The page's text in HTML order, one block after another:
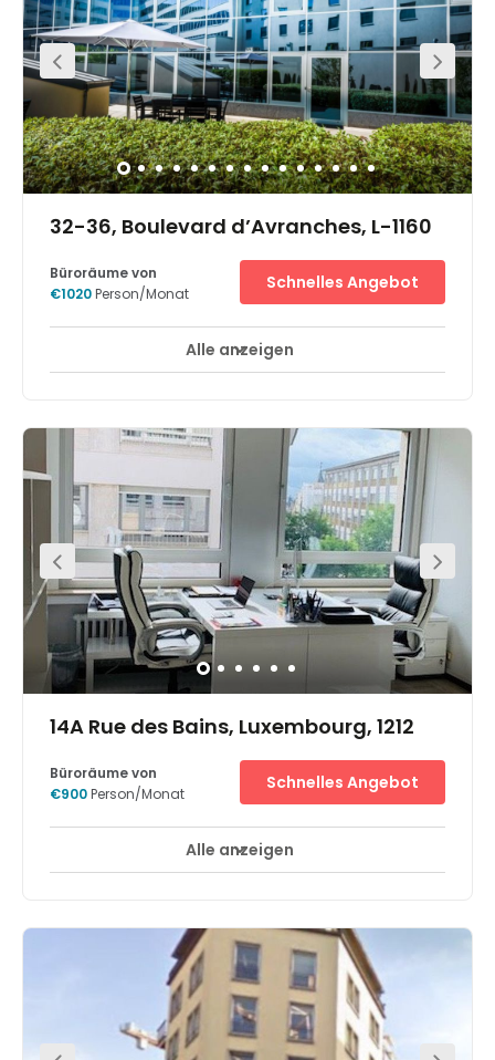
32-36, Boulevard d’Avranches, L-1160
24-Stunden-Zugang Break-Out Bereiche
Luxemburger TGV Station entfernt ist dieses Centre ideal
zwischen dem Stadtkern und dem Hauptbahnhof
gelegen. Auf der anderen Seite des Centres befinden sich
das Sofitel Grand Ducal Hotel, sowie das Novotel
Luxemburg Zentrum.
Büroräume von
€1020Person/Monat
Schnelles Angebot
Alle anzeigen
14A Rue des Bains, Luxembourg, 1212
Break-Out Bereiche Stadt/Stadtzentrum
space. It has all the amenities you need, including
meeting rooms, waiting area, kitchen with
complementary beverages and high-speed internet.
Within walking distance of local shops, restaurants and
bars. The closets train station is just a 10 minute walk
away and there are local bus stops just down the street
from this space.
Büroräume von
€900Person/Monat
Schnelles Angebot
Alle anzeigen